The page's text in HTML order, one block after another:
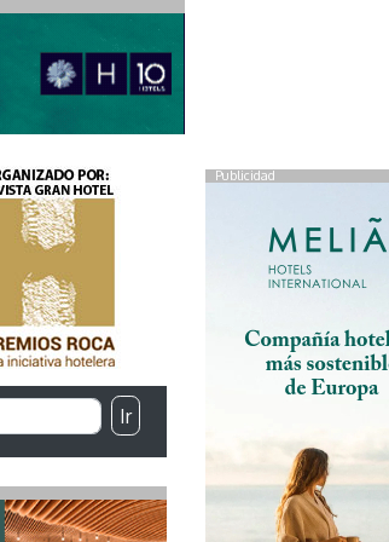
Publicidad
Ir